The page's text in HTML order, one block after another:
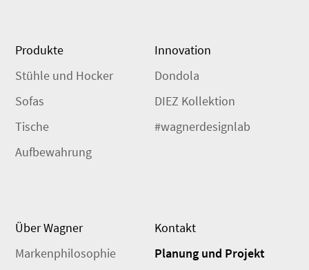
Produkte
Stühle und Hocker
Sofas
Tische
Aufbewahrung
Innovation
Dondola
DIEZ Kollektion
#wagnerdesignlab
Über Wagner
Markenphilosophie
Kontakt
Planung und Projekt